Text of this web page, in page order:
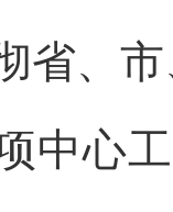
省、
中心